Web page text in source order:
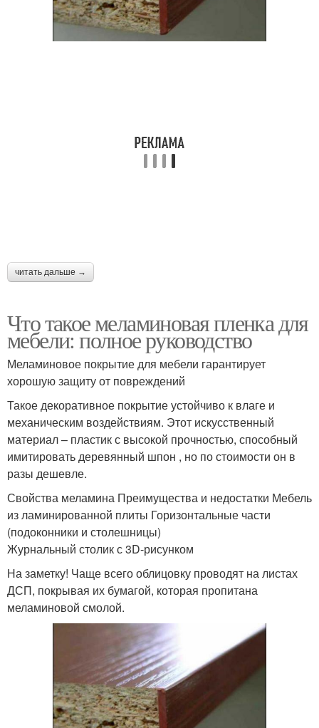
читать дальше →
Что такое меламиновая пленка для
мебели: полное руководство
Меламиновое покрытие для мебели гарантирует
хорошую защиту от повреждений
Такое декоративное покрытие устойчиво к влаге и
механическим воздействиям. Этот искусственный
материал – пластик с высокой прочностью, способный
имитировать деревянный шпон , но по стоимости он в
разы дешевле.
Свойства меламина Преимущества и недостатки Мебель
из ламинированной плиты Горизонтальные части
(подоконники и столешницы)
Журнальный столик с 3D-рисунком
На заметку! Чаще всего облицовку проводят на листах
ДСП, покрывая их бумагой, которая пропитана
меламиновой смолой.